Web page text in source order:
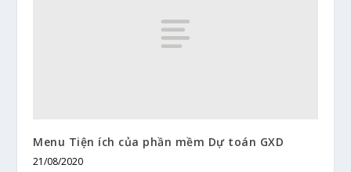
Menu Tiện ích của phần mềm Dự toán GXD
21/08/2020